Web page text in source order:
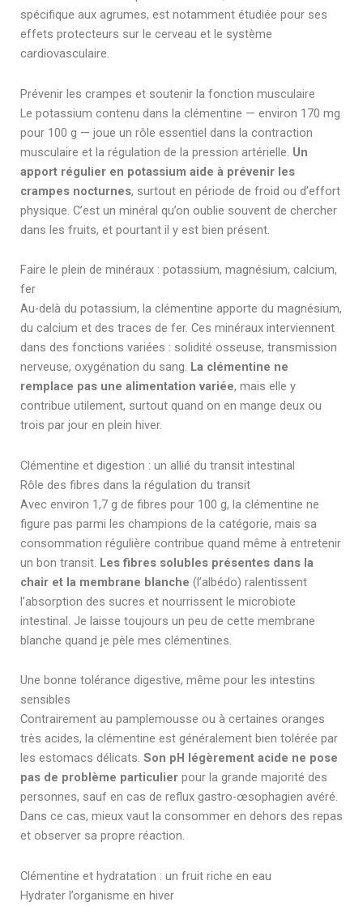
spécifique aux agrumes, est notamment étudiée pour ses
effets protecteurs sur le cerveau et le système
cardiovasculaire.
Prévenir les crampes et soutenir la fonction musculaire
Le potassium contenu dans la clémentine — environ 170 mg
pour 100 g — joue un rôle essentiel dans la contraction
musculaire et la régulation de la pression artérielle. Un
apport régulier en potassium aide à prévenir les
crampes nocturnes, surtout en période de froid ou d’effort
physique. C’est un minéral qu’on oublie souvent de chercher
dans les fruits, et pourtant il y est bien présent.
Faire le plein de minéraux : potassium, magnésium, calcium,
fer
Au-delà du potassium, la clémentine apporte du magnésium,
du calcium et des traces de fer. Ces minéraux interviennent
dans des fonctions variées : solidité osseuse, transmission
nerveuse, oxygénation du sang. La clémentine ne
remplace pas une alimentation variée, mais elle y
contribue utilement, surtout quand on en mange deux ou
trois par jour en plein hiver.
Clémentine et digestion : un allié du transit intestinal
Rôle des fibres dans la régulation du transit
Avec environ 1,7 g de fibres pour 100 g, la clémentine ne
figure pas parmi les champions de la catégorie, mais sa
consommation régulière contribue quand même à entretenir
un bon transit. Les fibres solubles présentes dans la
chair et la membrane blanche (l’albédo) ralentissent
l’absorption des sucres et nourrissent le microbiote
intestinal. Je laisse toujours un peu de cette membrane
blanche quand je pèle mes clémentines.
Une bonne tolérance digestive, même pour les intestins
sensibles
Contrairement au pamplemousse ou à certaines oranges
très acides, la clémentine est généralement bien tolérée par
les estomacs délicats. Son pH légèrement acide ne pose
pas de problème particulierpour la grande majorité des
personnes, sauf en cas de reflux gastro-œsophagien avéré.
Dans ce cas, mieux vaut la consommer en dehors des repas
et observer sa propre réaction.
Clémentine et hydratation : un fruit riche en eau
Hydrater l’organisme en hiver